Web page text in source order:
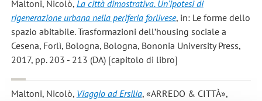
Maltoni, Nicolò, La città dimostrativa. Un’ipotesi di
rigenerazione urbana nella periferia forlivese, in: Le forme dello
spazio abitabile. Trasformazioni dell’housing sociale a
Cesena, Forlì, Bologna, Bologna, Bononia University Press,
2017, pp. 203 - 213 (DA) [capitolo di libro]
Maltoni, Nicolò, Viaggio ad Ersilia, «ARREDO & CITTÀ»,